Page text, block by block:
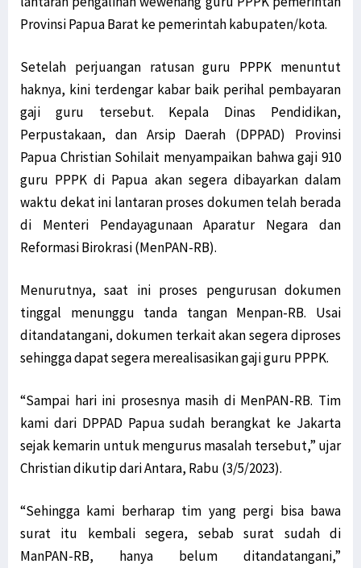
Provinsi Papua Barat ke pemerintah kabupaten/kota.
Setelah perjuangan ratusan guru PPPK menuntut
haknya, kini terdengar kabar baik perihal pembayaran
gaji guru tersebut. Kepala Dinas Pendidikan,
Perpustakaan, dan Arsip Daerah (DPPAD) Provinsi
Papua Christian Sohilait menyampaikan bahwa gaji 910
guru PPPK di Papua akan segera dibayarkan dalam
waktu dekat ini lantaran proses dokumen telah berada
di Menteri Pendayagunaan Aparatur Negara dan
Reformasi Birokrasi (MenPAN-RB).
Menurutnya, saat ini proses pengurusan dokumen
tinggal menunggu tanda tangan Menpan-RB. Usai
ditandatangani, dokumen terkait akan segera diproses
sehingga dapat segera merealisasikan gaji guru PPPK.
“Sampai hari ini prosesnya masih di MenPAN-RB. Tim
kami dari DPPAD Papua sudah berangkat ke Jakarta
sejak kemarin untuk mengurus masalah tersebut,” ujar
Christian dikutip dari Antara, Rabu (3/5/2023).
“Sehingga kami berharap tim yang pergi bisa bawa
surat itu kembali segera, sebab surat sudah di
ManPAN-RB, hanya belum ditandatangani,”